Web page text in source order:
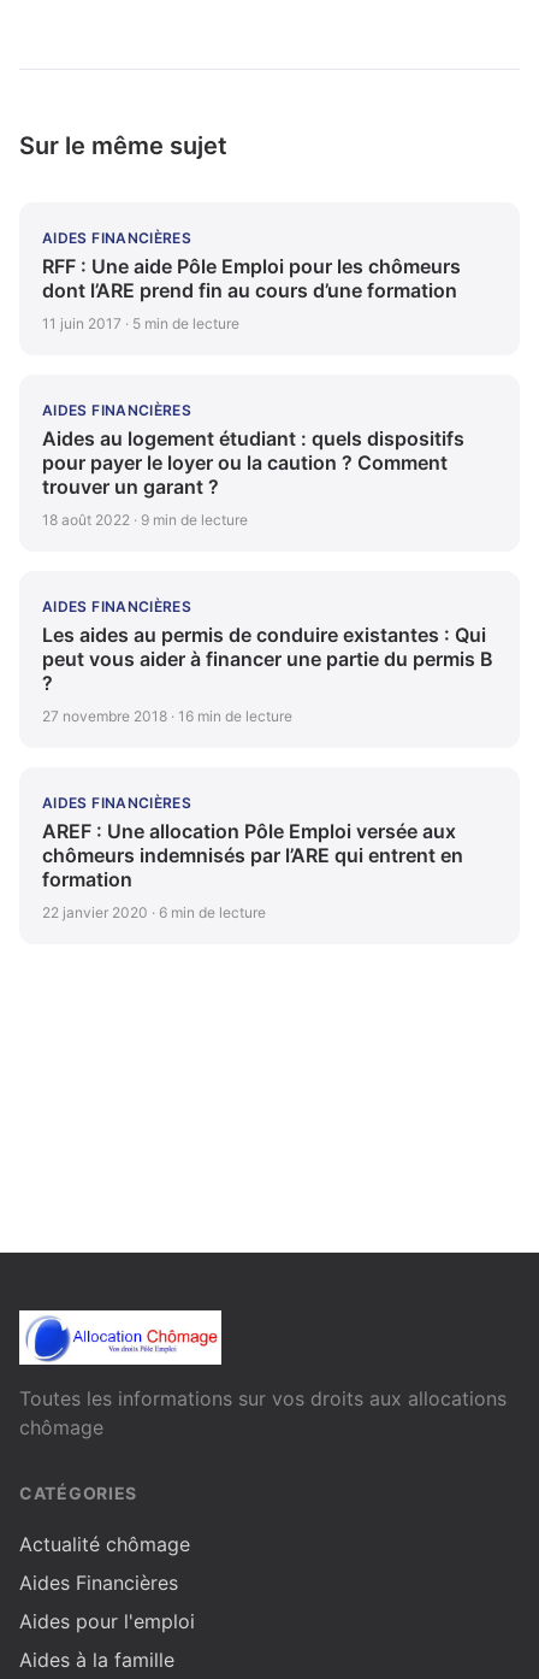
Sur le même sujet
AIDES FINANCIÈRES
RFF : Une aide Pôle Emploi pour les chômeurs
dont l’ARE prend fin au cours d’une formation
11 juin 2017 · 5 min de lecture
AIDES FINANCIÈRES
Aides au logement étudiant : quels dispositifs
pour payer le loyer ou la caution ? Comment
trouver un garant ?
18 août 2022 · 9 min de lecture
AIDES FINANCIÈRES
Les aides au permis de conduire existantes : Qui
peut vous aider à financer une partie du permis B
?
27 novembre 2018 · 16 min de lecture
AIDES FINANCIÈRES
AREF : Une allocation Pôle Emploi versée aux
chômeurs indemnisés par l’ARE qui entrent en
formation
22 janvier 2020 · 6 min de lecture
Toutes les informations sur vos droits aux allocations
chômage
CATÉGORIES
Actualité chômage
Aides Financières
Aides pour l'emploi
Aides à la famille